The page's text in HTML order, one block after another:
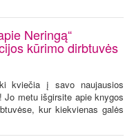
Neringą“
kūrimo dirbtuvės
kviečia į savo naujausios
Jo metu išgirsite apie knygos
kur kiekvienas galės